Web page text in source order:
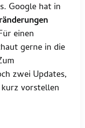
Google hat in
einen
gerne in die
zwei Updates,
vorstellen